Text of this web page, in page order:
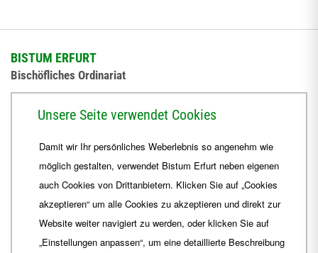
BISTUM ERFURT
Bischöfliches Ordinariat
+49 361 6572-444
ordinariat Bistum-Erfurt.de
Unsere Seite verwendet Cookies
Damit wir Ihr persönliches Weberlebnis so angenehm wie
möglich gestalten, verwendet Bistum Erfurt neben eigenen
auch Cookies von Drittanbietern. Klicken Sie auf „Cookies
akzeptieren“ um alle Cookies zu akzeptieren und direkt zur
Website weiter navigiert zu werden, oder klicken Sie auf
„Einstellungen anpassen“, um eine detaillierte Beschreibung